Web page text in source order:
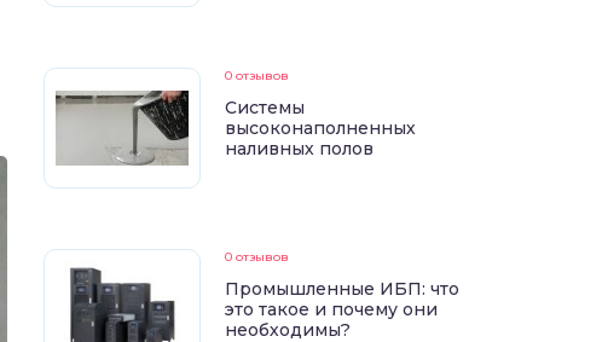
0 отзывов
Системы
высоконаполненных
наливных полов
0 отзывов
Промышленные ИБП: что
это такое и почему они
необходимы?